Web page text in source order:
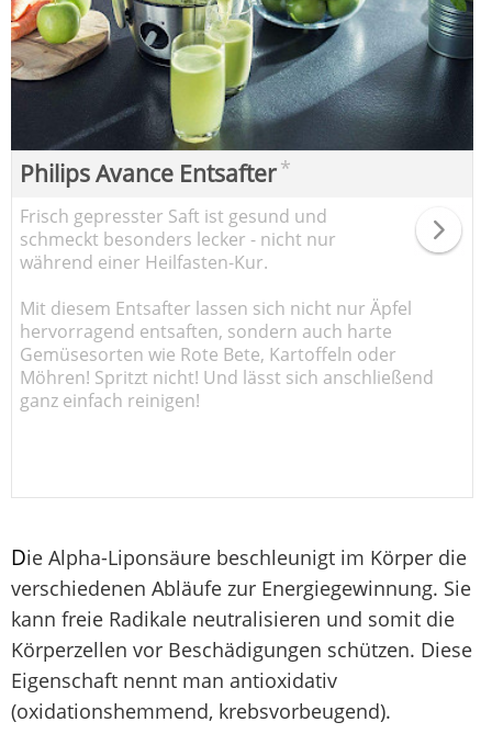
Philips Avance Entsafter*
Frisch gepresster Saft ist gesund und
schmeckt besonders lecker - nicht nur
während einer Heilfasten-Kur.
Mit diesem Entsafter lassen sich nicht nur Äpfel
hervorragend entsaften, sondern auch harte
Gemüsesorten wie Rote Bete, Kartoffeln oder
Möhren! Spritzt nicht! Und lässt sich anschließend
ganz einfach reinigen!
Die Alpha-Liponsäure beschleunigt im Körper die
verschiedenen Abläufe zur Energiegewinnung. Sie
kann freie Radikale neutralisieren und somit die
Körperzellen vor Beschädigungen schützen. Diese
Eigenschaft nennt man antioxidativ
(oxidationshemmend, krebsvorbeugend).